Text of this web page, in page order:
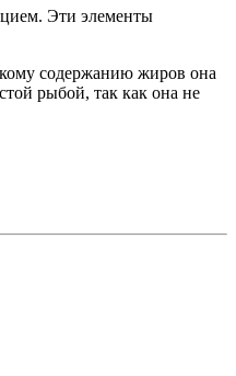
Эти элементы
содержанию жиров она
рыбой, так как она не